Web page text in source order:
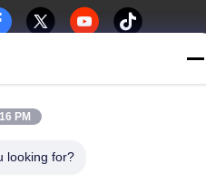
リシー |地図
供者 著作権 -2026 SHENZHEN
すべての権利は保護されていま
PM
looking for?